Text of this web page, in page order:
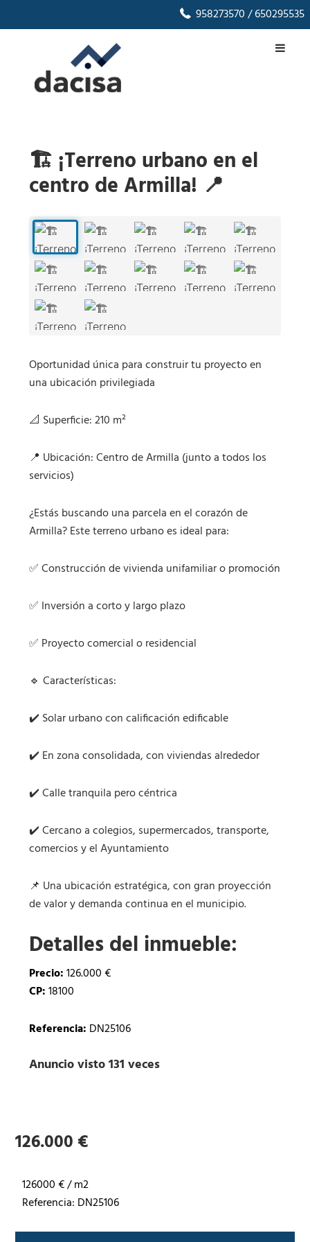
958273570/ 650295535
🏗️ ¡Terreno urbano en el
centro de Armilla! 📍
Oportunidad única para construir tu proyecto en
una ubicación privilegiada
📐 Superficie: 210 m²
📍 Ubicación: Centro de Armilla (junto a todos los
servicios)
¿Estás buscando una parcela en el corazón de
Armilla? Este terreno urbano es ideal para:
✅ Construcción de vivienda unifamiliar o promoción
✅ Inversión a corto y largo plazo
✅ Proyecto comercial o residencial
🔹 Características:
✔️ Solar urbano con calificación edificable
✔️ En zona consolidada, con viviendas alrededor
✔️ Calle tranquila pero céntrica
✔️ Cercano a colegios, supermercados, transporte,
comercios y el Ayuntamiento
📌 Una ubicación estratégica, con gran proyección
de valor y demanda continua en el municipio.
Detalles del inmueble:
Precio:126.000 €
CP:18100
Referencia: DN25106
Anuncio visto 131 veces
126.000 €
126000 € / m2
Referencia: DN25106